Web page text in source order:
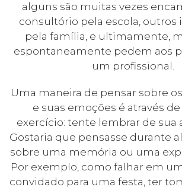
alguns são muitas vezes
consultório pela escola, outros
pela família, e ultimamente,
espontaneamente pedem aos
um profissional.
Uma maneira de pensar sobre
e suas emoções é através
exercício: tente lembrar de sua
Gostaria que pensasse durante
sobre uma memória ou uma
Por exemplo, como falhar em
convidado para uma festa, ter